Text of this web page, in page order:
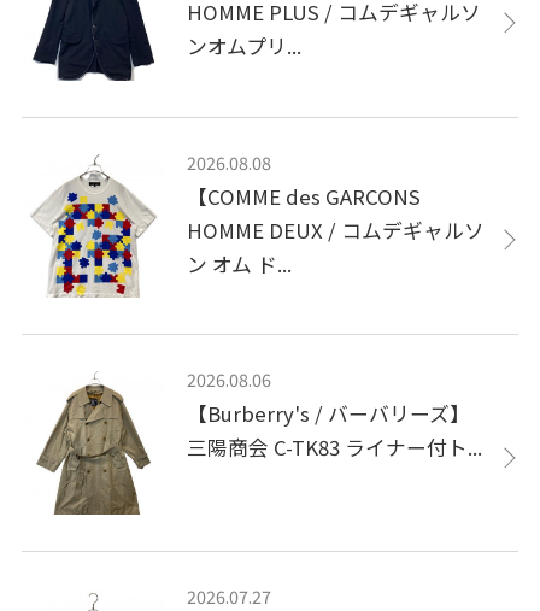
HOMME PLUS / コムデギャルソ
ンオムプリ...
2026.08.08
【COMME des GARCONS
HOMME DEUX / コムデギャルソ
ン オム ド...
2026.08.06
【Burberry's / バーバリーズ】
三陽商会 C-TK83 ライナー付ト...
2026.07.27